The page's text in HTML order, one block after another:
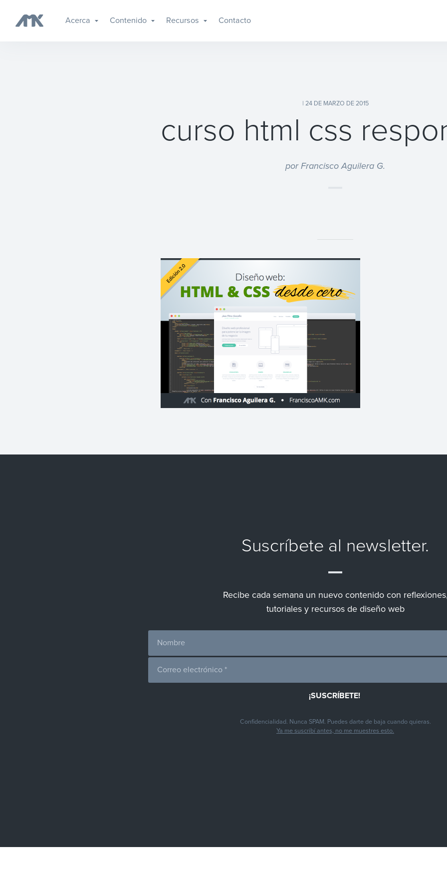
Acerca Contenido Recursos Contacto
| 24 DE MARZO DE 2015
curso html css
por Francisco Aguilera G.
Suscríbete al newsletter.
Recibe cada semana un nuevo contenido con
tutoriales y recursos de diseño web
Confidencialidad. Nunca SPAM. Puedes darte de baja cuando quieras.
Ya me suscribí antes, no me muestres esto.